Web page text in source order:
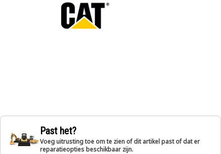
Past het?
Voeg uitrusting toe om te zien of dit artikel past of dat er
reparatieopties beschikbaar zijn.